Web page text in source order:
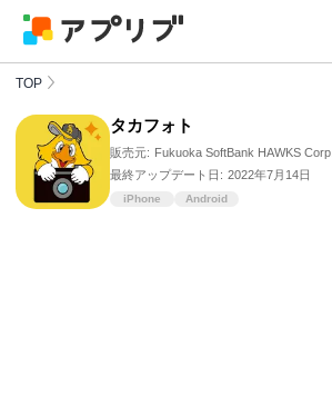
TOP
タカフォト
販売元: Fukuoka SoftBank HAWKS Corp.
最終アップデート日: 2022年7月14日
iPhone Android